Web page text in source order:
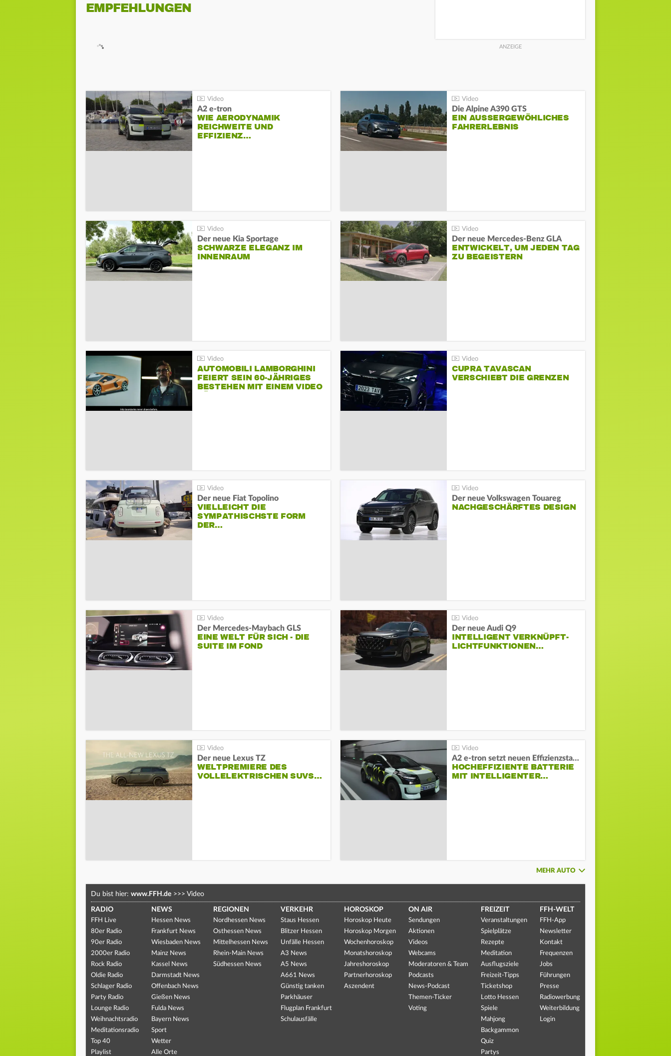
EMPFEHLUNGEN
A2 e-tron
WIE AERODYNAMIK
REICHWEITE UND
EFFIZIENZ…
Die Alpine A390 GTS
EIN AUSSERGEWÖHLICHES F
AHRERLEBNIS
Der neue Kia Sportage
SCHWARZE ELEGANZ IM
INNENRAUM
Der neue Mercedes-Benz GLA
ENTWICKELT, UM JEDEN TAG
ZU BEGEISTERN
AUTOMOBILI LAMBORGHINI
FEIERT SEIN 60-JÄHRIGES
BESTEHEN MIT EINEM VIDEO
CUPRA TAVASCAN
VERSCHIEBT DIE GRENZEN
Der neue Fiat Topolino
VIELLEICHT DIE
SYMPATHISCHSTE FORM
DER…
Der neue Volkswagen Touareg
NACHGESCHÄRFTES DESIGN
Der Mercedes‑Maybach GLS
EINE WELT FÜR SICH - DIE
SUITE IM FOND
Der neue Audi Q9
INTELLIGENT VERKNÜPFT-
LICHTFUNKTIONEN…
Der neue Lexus TZ
WELTPREMIERE DES
VOLLELEKTRISCHEN SUVS…
A2 e-tron setzt neuen Effizienzstandard bei Audi
HOCHEFFIZIENTE BATTERIE
MIT INTELLIGENTER…
MEHR AUTO
Du bist hier: www.FFH.de >>> Video
RADIO
FFH Live
80er Radio
90er Radio
2000er Radio
Rock Radio
Oldie Radio
Schlager Radio
Party Radio
Lounge Radio
Weihnachtsradio
Meditationsradio
Top 40
Playlist
NEWS
Hessen News
Frankfurt News
Wiesbaden News
Mainz News
Kassel News
Darmstadt News
Offenbach News
Gießen News
Fulda News
Bayern News
Sport
Wetter
Alle Orte
REGIONEN
Nordhessen News
Osthessen News
Mittelhessen News
Rhein-Main News
Südhessen News
VERKEHR
Staus Hessen
Blitzer Hessen
Unfälle Hessen
A3 News
A5 News
A661 News
Günstig tanken
Parkhäuser
Flugplan Frankfurt
Schulausfälle
HOROSKOP
Horoskop Heute
Horoskop Morgen
Wochenhoroskop
Monatshoroskop
Jahreshoroskop
Partnerhoroskop
Aszendent
ON AIR
Sendungen
Aktionen
Videos
Webcams
Moderatoren & Team
Podcasts
News-Podcast
Themen-Ticker
Voting
FREIZEIT
Veranstaltungen
Spielplätze
Rezepte
Meditation
Ausflugsziele
Freizeit-Tipps
Ticketshop
Lotto Hessen
Spiele
Mahjong
Backgammon
Quiz
Partys
FFH-WELT
FFH-App
Newsletter
Kontakt
Frequenzen
Jobs
Führungen
Presse
Radiowerbung
Weiterbildung
Login